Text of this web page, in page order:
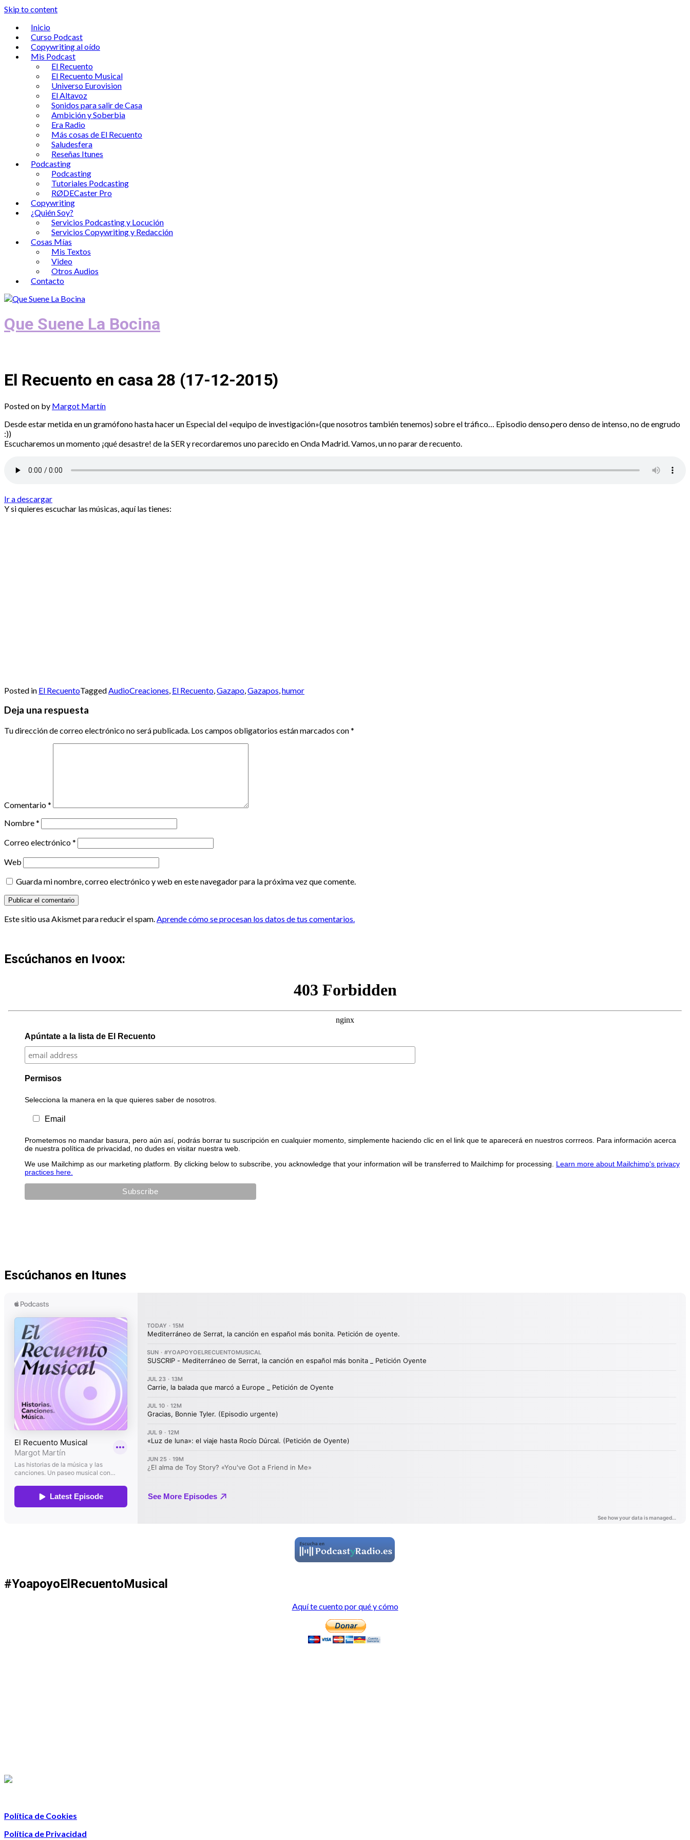
Skip to content
Inicio
Curso Podcast
Copywriting al oído
Mis Podcast
El Recuento
El Recuento Musical
Universo Eurovision
El Altavoz
Sonidos para salir de Casa
Ambición y Soberbia
Era Radio
Más cosas de El Recuento
Saludesfera
Reseñas Itunes
Podcasting
Podcasting
Tutoriales Podcasting
RØDECaster Pro
Copywriting
¿Quién Soy?
Servicios Podcasting y Locución
Servicios Copywriting y Redacción
Cosas Mías
Mis Textos
Video
Otros Audios
Contacto
Que Suene La Bocina
El Recuento en casa 28 (17-12-2015)
Posted on by Margot Martín
Desde estar metida en un gramófono hasta hacer un Especial del «equipo de investigación»(que nosotros también tenemos) sobre el tráfico… Episodio denso,pero denso de intenso, no de engrudo
:))
Escucharemos un momento ¡qué desastre! de la SER y recordaremos uno parecido en Onda Madrid. Vamos, un no parar de recuento.
Ir a descargar
Y si quieres escuchar las músicas, aquí las tienes:
Posted in El RecuentoTagged AudioCreaciones El Recuento Gazapo Gazapos humor
Deja una respuesta
Tu dirección de correo electrónico no será publicada. Los campos obligatorios están marcados con*
Comentario*
Nombre*
Correo electrónico*
Web
Guarda mi nombre, correo electrónico y web en este navegador para la próxima vez que comente.
Este sitio usa Akismet para reducir el spam.Aprende cómo se procesan los datos de tus comentarios.
Escúchanos en Ivoox:
Apúntate a la lista de El Recuento
Permisos
Selecciona la manera en la que quieres saber de nosotros.
Email
Prometemos no mandar basura, pero aún así, podrás borrar tu suscripción en cualquier momento, simplemente haciendo clic en el link que te aparecerá en nuestros corrreos. Para información acerca
de nuestra política de privacidad, no dudes en visitar nuestra web.
We use Mailchimp as our marketing platform. By clicking below to subscribe, you acknowledge that your information will be transferred to Mailchimp for processing. Learn more about Mailchimp's privacy
practices here.
Escúchanos en Itunes
#YoapoyoElRecuentoMusical
Aquí te cuento por qué y cómo
Política de Cookies
Política de Privacidad